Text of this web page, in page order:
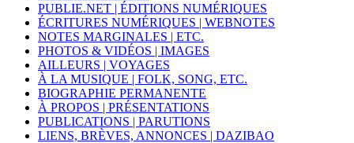
PUBLIE.NET | ÉDITIONS NUMÉRIQUES
ÉCRITURES NUMÉRIQUES | WEBNOTES
NOTES MARGINALES | ETC.
PHOTOS & VIDÉOS | IMAGES
AILLEURS | VOYAGES
À LA MUSIQUE | FOLK, SONG, ETC.
BIOGRAPHIE PERMANENTE
À PROPOS | PRÉSENTATIONS
PUBLICATIONS | PARUTIONS
LIENS, BRÈVES, ANNONCES | DAZIBAO